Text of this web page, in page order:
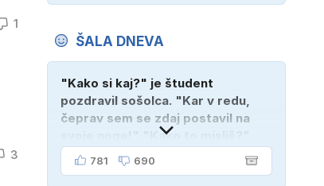
1
3
ŠALA DNEVA
"Kako si kaj?" je študent
pozdravil sošolca. "Kar v redu,
čeprav sem se zdaj postavil na
svoje noge!" "Kako to misliš?"
"Oče mi je vzel avto!"
781 690